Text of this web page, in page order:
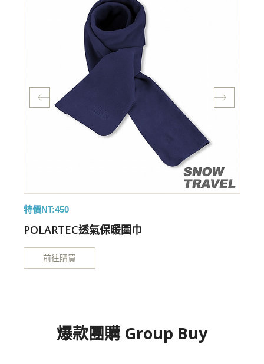
特價NT:450
POLARTEC透氣保暖圍巾
前往購買
爆款團購 Group Buy